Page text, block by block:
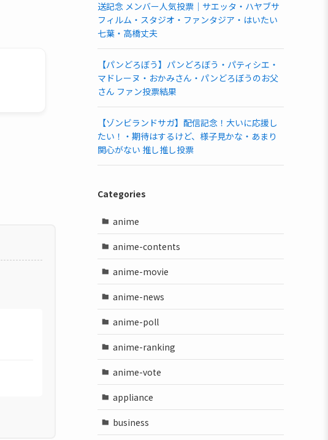
送記念 メンバー人気投票｜サエッタ・ハヤブサ
フィルム・スタジオ・ファンタジア・はいたい
七葉・高橋丈夫
【パンどろぼう】パンどろぼう・パティシエ・
マドレーヌ・おかみさん・パンどろぼうのお父
さん ファン投票結果
【ゾンビランドサガ】配信記念！大いに応援し
たい！・期待はするけど、様子見かな・あまり
関心がない 推し推し投票
Categories
anime
anime-contents
anime-movie
anime-news
anime-poll
anime-ranking
anime-vote
appliance
business